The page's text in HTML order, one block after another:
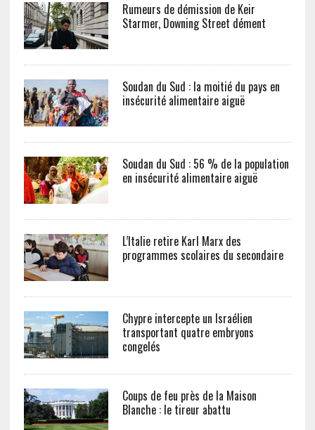
Rumeurs de démission de Keir
Starmer, Downing Street dément
Soudan du Sud : la moitié du pays en
insécurité alimentaire aiguë
Soudan du Sud : 56 % de la population
en insécurité alimentaire aiguë
L’Italie retire Karl Marx des
programmes scolaires du secondaire
Chypre intercepte un Israélien
transportant quatre embryons
congelés
Coups de feu près de la Maison
Blanche : le tireur abattu